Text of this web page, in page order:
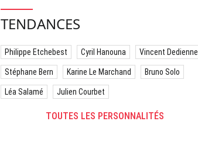
TENDANCES
Philippe Etchebest Cyril Hanouna Vincent Dedienne
Stéphane Bern Karine Le Marchand Bruno Solo
Léa Salamé Julien Courbet
TOUTES LES PERSONNALITÉS